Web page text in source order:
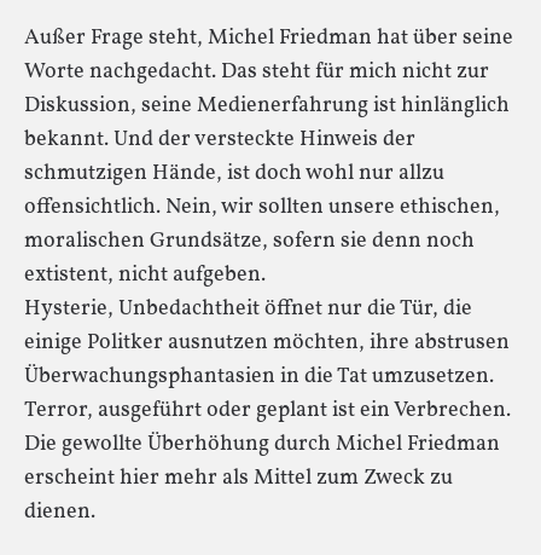
Außer Frage steht, Michel Friedman hat über seine
Worte nachgedacht. Das steht für mich nicht zur
Diskussion, seine Medienerfahrung ist hinlänglich
bekannt. Und der versteckte Hinweis der
schmutzigen Hände, ist doch wohl nur allzu
offensichtlich. Nein, wir sollten unsere ethischen,
moralischen Grundsätze, sofern sie denn noch
extistent, nicht aufgeben.
Hysterie, Unbedachtheit öffnet nur die Tür, die
einige Politker ausnutzen möchten, ihre abstrusen
Überwachungsphantasien in die Tat umzusetzen.
Terror, ausgeführt oder geplant ist ein Verbrechen.
Die gewollte Überhöhung durch Michel Friedman
erscheint hier mehr als Mittel zum Zweck zu
dienen.